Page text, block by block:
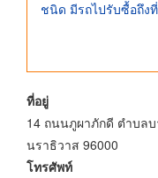
ชนิด มีรถไปรับซื้อถึงที่
ที่อยู่
14 ถนนภูผาภักดี ตำบลบ
นราธิวาส 96000
โทรศัพท์